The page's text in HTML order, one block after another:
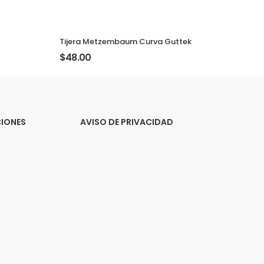
Tijera Metzembaum Curva Guttek
$48.00
AVISO DE PRIVACIDAD